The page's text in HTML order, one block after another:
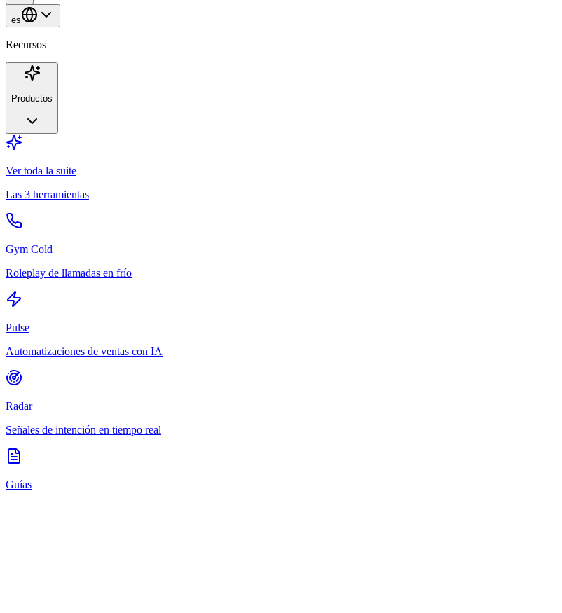
es
Recursos
Productos
Ver toda la suite
Las 3 herramientas
Gym Cold
Roleplay de llamadas en frío
Pulse
Automatizaciones de ventas con IA
Radar
Señales de intención en tiempo real
Guías